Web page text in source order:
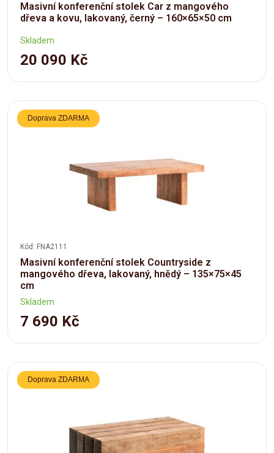
Masivní konferenční stolek Car z mangového
dřeva a kovu, lakovaný, černý – 160×65×50 cm
Skladem
20 090 Kč
Doprava ZDARMA
Kód: FNA2111
Masivní konferenční stolek Countryside z
mangového dřeva, lakovaný, hnědý – 135×75×45
cm
Skladem
7 690 Kč
Doprava ZDARMA